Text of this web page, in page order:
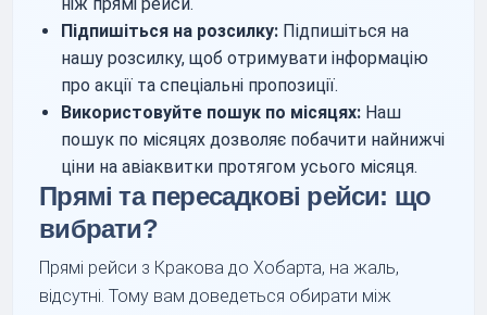
Підпишіться на розсилку: Підпишіться на
нашу розсилку, щоб отримувати інформацію
про акції та спеціальні пропозиції.
Використовуйте пошук по місяцях: Наш
пошук по місяцях дозволяє побачити найнижчі
ціни на авіаквитки протягом усього місяця.
Прямі та пересадкові рейси: що
вибрати?
Прямі рейси з Кракова до Хобарта, на жаль,
відсутні. Тому вам доведеться обирати між